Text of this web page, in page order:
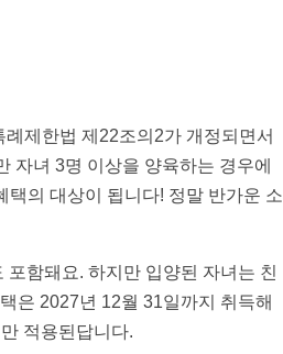
제한법 제22조의2가 개정되면서
자녀 3명 이상을 양육하는 경우에
의 대상이 됩니다! 정말 반가운 소
함돼요. 하지만 입양된 자녀는 친
은 2027년 12월 31일까지 취득해
적용된답니다.